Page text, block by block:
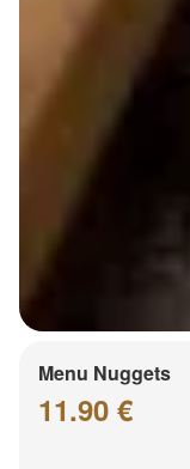
Menu Nuggets
11.90 €